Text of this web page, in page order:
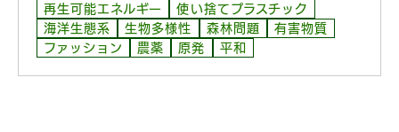
再生可能エネルギー
使い捨てプラスチック
海洋生態系
生物多様性 森林問題
有害物質
ファッション
農薬 原発 平和